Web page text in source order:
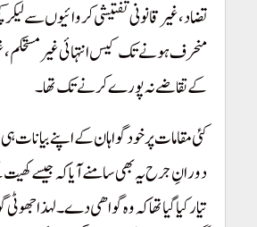
تضاد، غیرقانونی تفتیشی کروائیوں سے
منحرف ہونے تک کیس انتہائی
کے تقاضے نہ پورے کرنے تک تھا۔
کئی مقامات پر خود گواہان کے اپنے بیانات
دورانِ جرح یہ بھی سامنے آیا کہ جیسے
تیار کیا گیا تھا کہ وہ گواھی دے۔لہذا جھوٹی